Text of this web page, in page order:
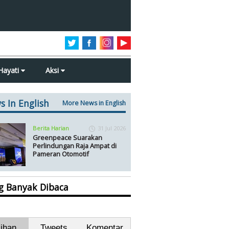
Aksi
In English More News in English
Berita Harian 31 Jul 2026
Greenpeace Suarakan
Perlindungan Raja Ampat di
Pameran Otomotif
Banyak Dibaca